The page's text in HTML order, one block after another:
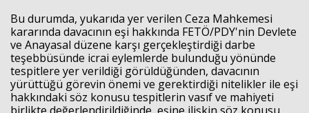
Bu durumda, yukarıda yer verilen Ceza Mahkemesi
kararında davacının eşi hakkında FETÖ/PDY'nin Devlete
ve Anayasal düzene karşı gerçekleştirdiği darbe
teşebbüsünde icrai eylemlerde bulunduğu yönünde
tespitlere yer verildiği görüldüğünden, davacının
yürüttüğü görevin önemi ve gerektirdiği nitelikler ile eşi
hakkındaki söz konusu tespitlerin vasıf ve mahiyeti